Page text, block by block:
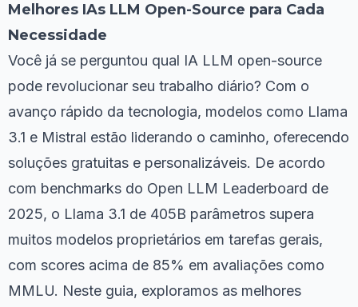
Melhores IAs LLM Open-Source para Cada
Necessidade
Você já se perguntou qual IA LLM open-source
pode revolucionar seu trabalho diário? Com o
avanço rápido da tecnologia, modelos como Llama
3.1 e Mistral estão liderando o caminho, oferecendo
soluções gratuitas e personalizáveis. De acordo
com benchmarks do Open LLM Leaderboard de
2025, o Llama 3.1 de 405B parâmetros supera
muitos modelos proprietários em tarefas gerais,
com scores acima de 85% em avaliações como
MMLU. Neste guia, exploramos as melhores